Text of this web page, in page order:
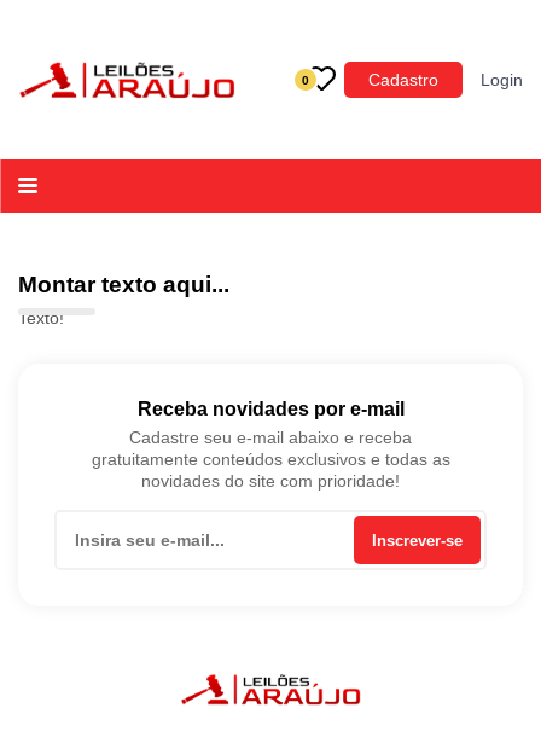
0 Cadastro Login
Categoria
Acessórios para Veículos
Montar texto aqui...
Texto!
Receba novidades por e-mail
Cadastre seu e-mail abaixo e receba
gratuitamente conteúdos exclusivos e todas as
novidades do site com prioridade!
Inscrever-se